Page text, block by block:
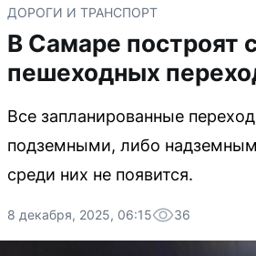
ДОРОГИ И ТРАНСПОРТ
В Самаре построят
пешеходных
Все запланированные
подземными, либо
среди них не появится.
8 декабря, 2025, 06:15 36